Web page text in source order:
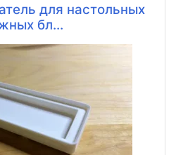
для настольных
бл...